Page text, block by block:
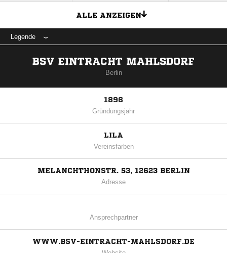
ALLE ANZEIGEN
Legende
BSV EINTRACHT MAHLSDORF
Berlin
1896
Gründungsjahr
LILA
Vereinsfarben
MELANCHTHONSTR. 53, 12623 BERLIN
Adresse
Ansprechpartner
WWW.BSV-EINTRACHT-MAHLSDORF.DE